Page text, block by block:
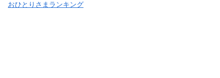
おひとりさまランキング